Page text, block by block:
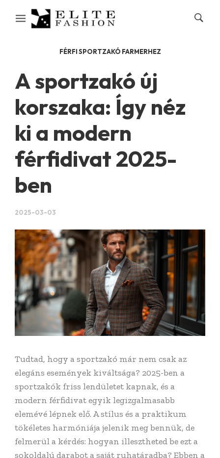
FÉRFI SPORTZAKÓ FARMERHEZ
A sportzakó új
korszaka: Így néz
ki a modern
férfidivat 2025-
ben
2025-03-03
Tudtad, hogy a sportzakó már nem csak az
elegáns események kiváltsága? 2025-ben a
sportzakók friss lendületet kapnak, és a
modern férfidivat egyik legizgalmasabb
elemévé lépnek elő. A stílus és a praktikum
tökéletes harmóniája jelenik meg bennük, de
felmerül a kérdés: hogyan illesztheted be ezt a
sokoldalú darabot a saját ruhatáradba? Ebben a